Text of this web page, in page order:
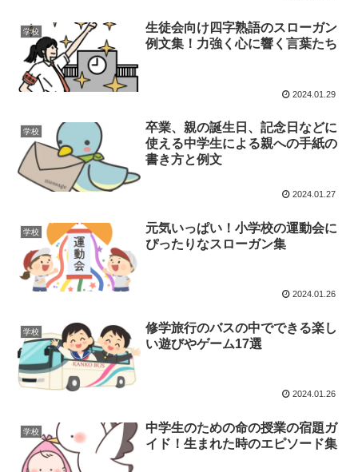
学校
生徒会向け四字熟語のスローガン
例文集！力強く心に響く言葉たち
2024.01.29
学校
卒業、親の誕生日、記念日などに
使える中学生による親への手紙の
書き方と例文
2024.01.27
学校
元気いっぱい！小学校の運動会に
ぴったりなスローガン集
2024.01.26
学校
修学旅行のバスの中でできる楽し
い遊びやゲーム17選
2024.01.26
学校
中学生のための命の授業の宿題ガ
イド！生まれた時のエピソード集